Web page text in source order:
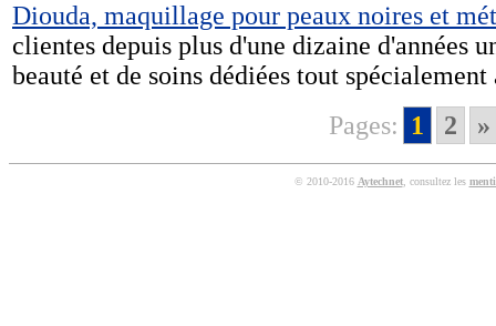
Diouda, maquillage pour peaux noires et
clientes depuis plus d'une dizaine d'années
beauté et de soins dédiées tout
Pages: 1 2 »
© 2010-2016 Aytechnet, consultez les